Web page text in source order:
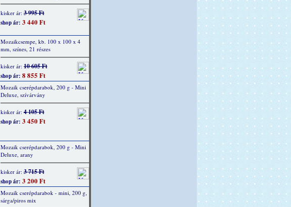
kisker ár: 3 995 Ft
shop ár: 3 440 Ft
Mozaikcsempe, kb. 100 x 100 x 4
mm, színes, 21 részes
kisker ár: 10 605 Ft
shop ár: 8 855 Ft
Mozaik cserépdarabok, 200 g - Mini
Deluxe, szívárvány
kisker ár: 4 105 Ft
shop ár: 3 450 Ft
Mozaik cserépdarabok, 200 g - Mini
Deluxe, arany
kisker ár: 3 715 Ft
shop ár: 3 200 Ft
Mozaik cserépdarabok - mini, 200 g,
sárga/piros mix